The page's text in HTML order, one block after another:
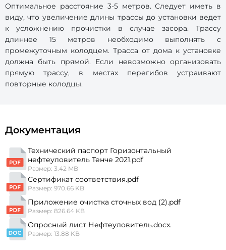
Оптимальное расстояние 3-5 метров. Следует иметь в
виду, что увеличение длины трассы до установки ведет
к усложнению прочистки в случае засора. Трассу
длиннее 15 метров необходимо выполнять с
промежуточным колодцем. Трасса от дома к установке
должна быть прямой. Если невозможно организовать
прямую трассу, в местах перегибов устраивают
повторные колодцы.
Документация
Технический паспорт Горизонтальный
нефтеуловитель Тенче 2021.pdf
Размер: 3.42 MB
Сертификат соответствия.pdf
Размер: 970.66 KB
Приложение очистка сточных вод (2).pdf
Размер: 826.64 KB
Опросный лист Нефтеуловитель.docx.
Размер: 13.88 KB